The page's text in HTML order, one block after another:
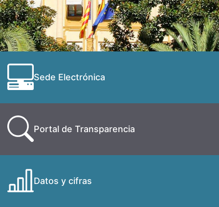
Sede Electrónica
Portal de Transparencia
Datos y cifras